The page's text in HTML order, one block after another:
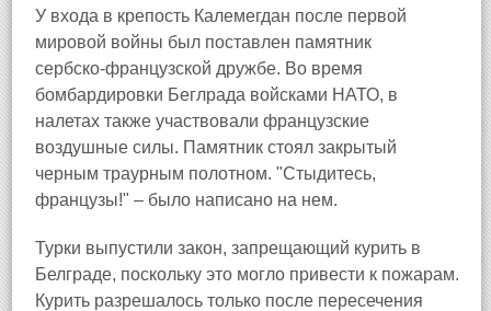
У входа в крепость Калемегдан после первой
мировой войны был поставлен памятник
сербско‑французской дружбе. Во время
бомбардировки Беглрада войсками НАТО, в
налетах также участвовали французские
воздушные силы. Памятник стоял закрытый
черным траурным полотном. "Стыдитесь,
французы!" – было написано на нем.
Турки выпустили закон, запрещающий курить в
Белграде, поскольку это могло привести к пожарам.
Курить разрешалось только после пересечения